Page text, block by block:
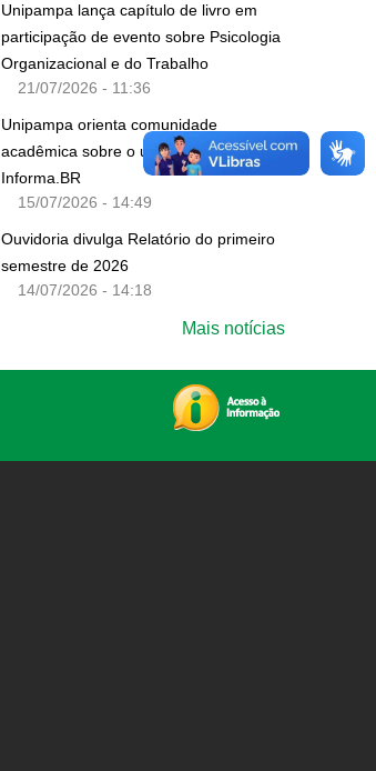
Unipampa lança capítulo de livro em
participação de evento sobre Psicologia
Organizacional e do Trabalho
21/07/2026 - 11:36
Unipampa orienta comunidade
acadêmica sobre o uso da plataforma
Informa.BR
15/07/2026 - 14:49
Ouvidoria divulga Relatório do primeiro
semestre de 2026
14/07/2026 - 14:18
Mais notícias